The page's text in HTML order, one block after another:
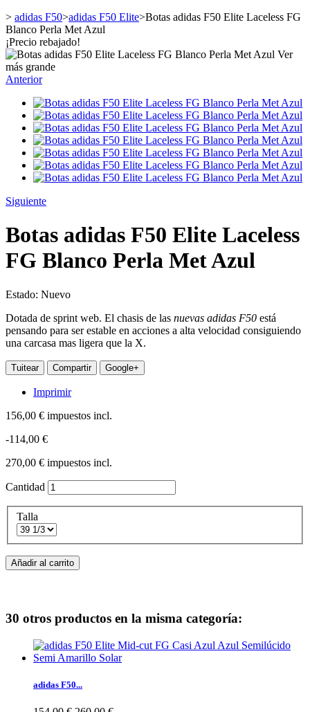
> adidas F50>adidas F50 Elite>Botas adidas F50 Elite Laceless FG
Blanco Perla Met Azul
¡Precio rebajado!
Ver
más grande
Anterior
Siguiente
Botas adidas F50 Elite Laceless
FG Blanco Perla Met Azul
Estado: Nuevo
Dotada de sprint web. El chasis de las nuevas adidas F50 está
pensando para ser estable en acciones a alta velocidad consiguiendo
una carcasa mas ligera que la X.
Tuitear Compartir Google+
Imprimir
156,00 € impuestos incl.
-114,00 €
270,00 € impuestos incl.
Cantidad
Talla
Añadir al carrito
30 otros productos en la misma categoría:
adidas F50...